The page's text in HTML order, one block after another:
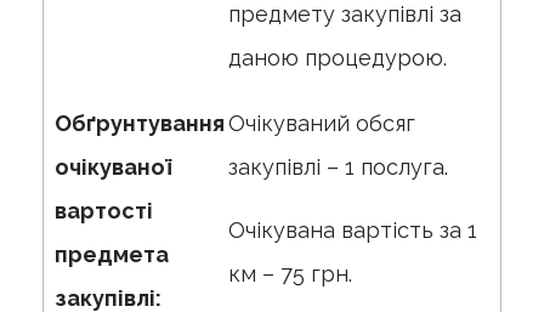
предмету закупівлі за
даною процедурою.
Обґрунтування
очікуваної
вартості
предмета
закупівлі:
Очікуваний обсяг
закупівлі – 1 послуга.
Очікувана вартість за 1
км – 75 грн.